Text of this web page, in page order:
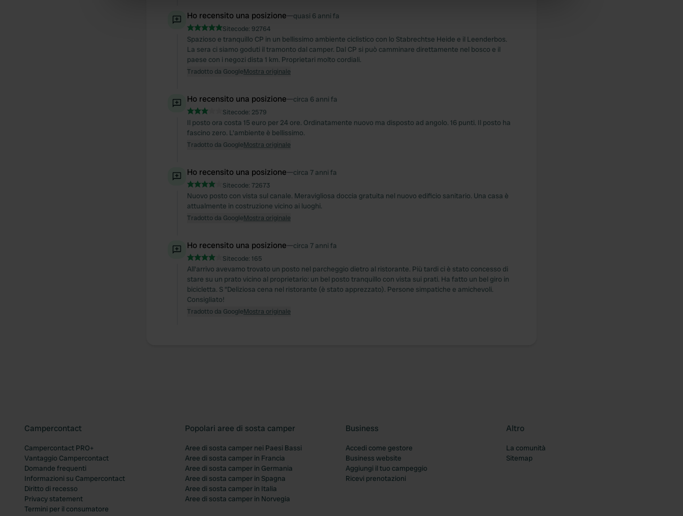
other information that you’ve provided to them or that they’ve collected from your use of their services.
Ho recensito una posizione—quasi 6 anni fa
Sitecode: 92764
Spazioso e tranquillo CP in un bellissimo ambiente ciclistico con lo Stabrechtse Heide e il Leenderbos.
La sera ci siamo goduti il tramonto dal camper. Dal CP si può camminare direttamente nel bosco e il
paese con i negozi dista 1 km. Proprietari molto cordiali.
Tradotto da GoogleMostra originale
Ho recensito una posizione—circa 6 anni fa
Sitecode: 2579
Il posto ora costa 15 euro per 24 ore. Ordinatamente nuovo ma disposto ad angolo. 16 punti. Il posto ha
fascino zero. L'ambiente è bellissimo.
Tradotto da GoogleMostra originale
Ho recensito una posizione—circa 7 anni fa
Sitecode: 72673
Nuovo posto con vista sul canale. Meravigliosa doccia gratuita nel nuovo edificio sanitario. Una casa è
attualmente in costruzione vicino ai luoghi.
Tradotto da GoogleMostra originale
Ho recensito una posizione—circa 7 anni fa
Sitecode: 165
All'arrivo avevamo trovato un posto nel parcheggio dietro al ristorante. Più tardi ci è stato concesso di
stare su un prato vicino al proprietario: un bel posto tranquillo con vista sui prati. Ha fatto un bel giro in
bicicletta. S "Deliziosa cena nel ristorante (è stato apprezzato). Persone simpatiche e amichevoli.
Consigliato!
Tradotto da GoogleMostra originale
Campercontact
Campercontact PRO+
Vantaggio Campercontact
Domande frequenti
Informazioni su Campercontact
Diritto di recesso
Privacy statement
Termini per il consumatore
Popolari aree di sosta camper
Aree di sosta camper nei Paesi Bassi
Aree di sosta camper in Francia
Aree di sosta camper in Germania
Aree di sosta camper in Spagna
Aree di sosta camper in Italia
Aree di sosta camper in Norvegia
Business
Accedi come gestore
Business website
Aggiungi il tuo campeggio
Ricevi prenotazioni
Altro
La comunità
Sitemap